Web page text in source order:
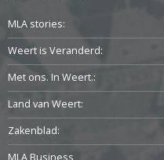
MLA stories:
Weert is Veranderd:
Met ons. In Weert.:
Land van Weert:
Zakenblad:
MLA Business